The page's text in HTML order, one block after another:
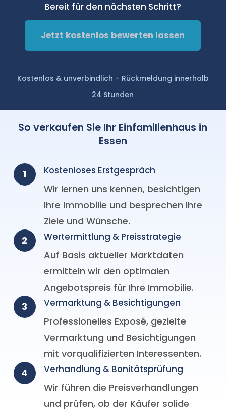
Bereit für den nächsten Schritt?
Jetzt kostenlos bewerten lassen
Kostenlos & unverbindlich – Rückmeldung innerhalb
24 Stunden
So verkaufen Sie Ihr Einfamilienhaus in
Essen
1 Kostenloses Erstgespräch
Wir lernen uns kennen, besichtigen
Ihre Immobilie und besprechen Ihre
Ziele und Wünsche.
2
Wertermittlung & Preisstrategie
Auf Basis aktueller Marktdaten
ermitteln wir den optimalen
Angebotspreis für Ihre Immobilie.
3
Vermarktung & Besichtigungen
Professionelles Exposé, gezielte
Vermarktung und Besichtigungen
mit vorqualifizierten Interessenten.
4
Verhandlung & Bonitätsprüfung
Wir führen die Preisverhandlungen
und prüfen, ob der Käufer solide